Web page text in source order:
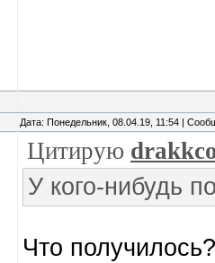
Дата: Понедельник, 08.04.19, 11:54 |
Цитирую
У кого-нибудь
Что получилось?